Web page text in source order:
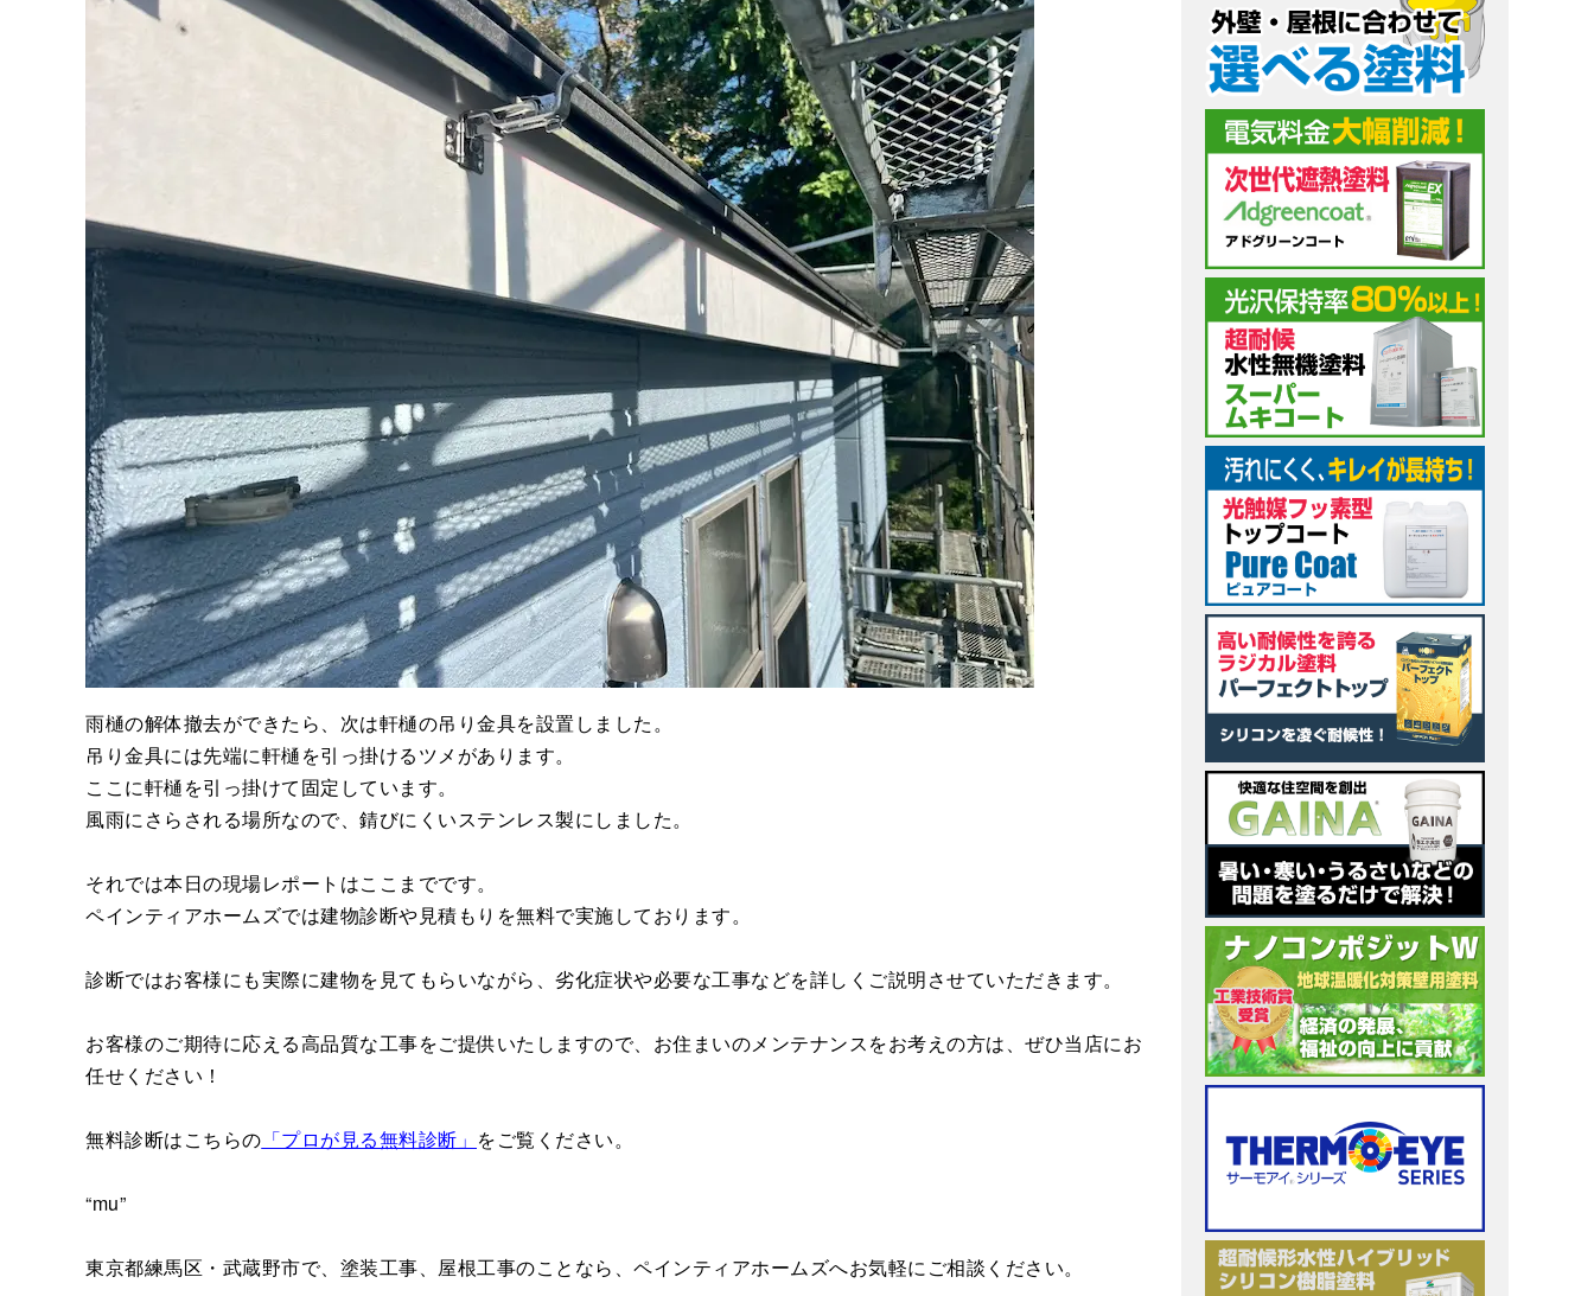
雨樋の解体撤去ができたら、次は軒樋の吊り金具を設置しました。
吊り金具には先端に軒樋を引っ掛けるツメがあります。
ここに軒樋を引っ掛けて固定しています。
風雨にさらされる場所なので、錆びにくいステンレス製にしました。
それでは本日の現場レポートはここまでです。
ペインティアホームズでは建物診断や見積もりを無料で実施しております。
診断ではお客様にも実際に建物を見てもらいながら、劣化症状や必要な工事などを詳しくご説明させていただきます。
お客様のご期待に応える高品質な工事をご提供いたしますので、お住まいのメンテナンスをお考えの方は、ぜひ当店にお
任せください！
無料診断はこちらの 「プロが見る無料診断」 をご覧ください。
“mu”
東京都練馬区・武蔵野市で、塗装工事、屋根工事のことなら、ペインティアホームズへお気軽にご相談ください。